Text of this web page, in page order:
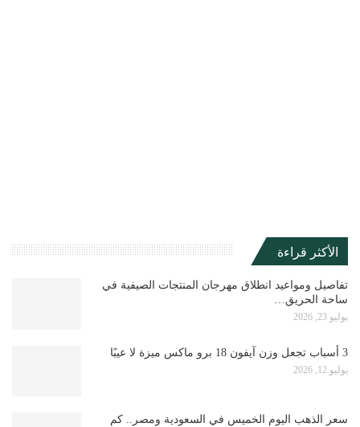
الأكثر قراءة
تفاصيل ومواعيد انطلاق مهرجان المنتجات الصيفية في
ساحة الحريق…
يوليو 23, 2026
3 أسباب تجعل وزن آيفون 18 برو ماكس ميزة لا عيبًا
يوليو 12, 2026
سعر الذهب اليوم الخميس في السعودية ومصر.. كم